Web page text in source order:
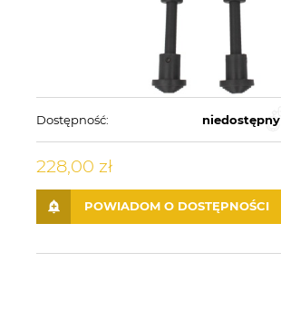
Dostępność: niedostępny
228,00 zł
POWIADOM O DOSTĘPNOŚCI